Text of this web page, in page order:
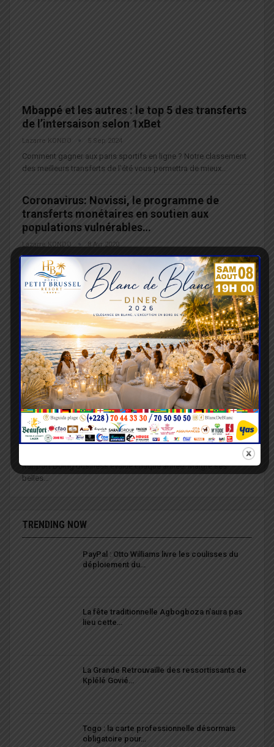
Mbappé et les autres : le top 5 des transferts
de l’intersaison selon 1xBet
Lazarre KONDO 5 Sep 2024
Comment gagner aux paris sportifs en ligne ? Notre classement
des meilleurs transferts de l'été vous permettra de mieux…
Coronavirus: Novissi, le programme de
transferts monétaires en soutien aux
populations vulnérables…
Lazarre KONDO 8 Avr 2020
L.Gouvernement de la République Togolaise lance au profit des
personnes et familles les plus vulnérables aux effets de la…
Télécommunications: Moov Togo cherche
auditeur pour son système de transfert
d’argent
Lazarre KONDO 16 Mar 2020
Le groupe Atlantique Telecom, exploitant de la licence attribuée à
la marque Moov Togo a annoncé l'audit de son système de…
Togo : Le délai de transfert des propriétés
passe à cinq jours
Lazarre KONDO 31 Jan 2020
Rapport Doing business évalue chaque année. Malgré ses
belles…
TRENDING NOW
PayPal : Otto Williams livre les coulisses du
déploiement du…
La fête traditionnelle Agbogboza n’aura pas
lieu cette…
La Grande Retrouvaille des ressortissants de
Kplélé Govié…
Togo : la carte professionnelle désormais
obligatoire pour…